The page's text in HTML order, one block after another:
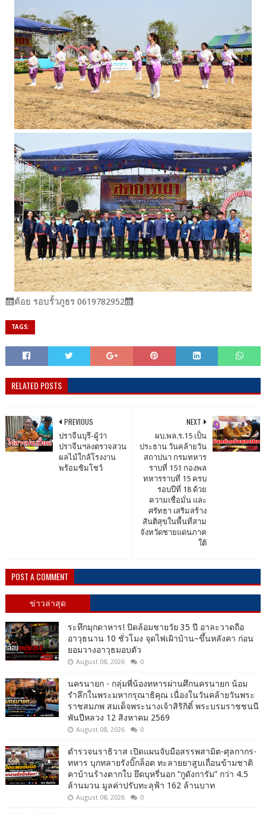
🛗ต้อย​ รอบ​รั้ว​ภูธร​ ​0619782952​🛗
TAGS:
RELATED POSTS
NEXT
ผบ.พล.ร.15 เป็น
ประธาน วันคล้ายวัน
สถาปนา กรมทหาร
ราบที่ 151 กองพล
ทหารราบที่ 15 ครบ
รอบปีที่ 18 ด้วย
ความเชื่อมั่น และ
ศรัทธา เสริมสร้าง
สันติสุขในพื้นที่สาม
จังหวัดชายแดนภาค
ใต้
PREVIOUS
ปราจีนบุรี-ผู้ว่า
ปราจีนฯลงตรวจสวน
ผลไม้ใกล้โรงงาน
พร้อมชิมโชว์
POST A COMMENT
ข่าวล่าสุด
ระทึกมุกดาหาร! ปิดล้อมชายวัย 35 ปี อาละวาดถือ
อาวุธนาน 10 ชั่วโมง จุดไฟเผิาบ้าน–ขึ้นหลังคา ก่อน
ยอมวางอาวุธมอบตัว
August 08, 2026 0
นครนายก - กลุ่มพี่น้องทหารผ่านศึกนครนายก น้อม
รำลึกในพระมหากรุณาธิคุณ เนื่องในวันคล้ายวันพระ
ราชสมภพ สมเด็จพระนางเจ้าสิริกิติ์ พระบรมราชชนนี
พันปีหลวง 12 สิงหาคม 2569
August 08, 2026 0
ตำรวจนราธิวาส เปิดแผนจับมือสรรพสามิต-ศุลกากร-
ทหาร บุกทลายรังบิ๊กล็อต ทะลายยาสูบเถื่อนข้ามชาติ
คาบ้านร้างตากใบ ยึดบุหรี่นอก “กูดังการัม” กว่า 4.5
ล้านมวน มูลค่าปรับทะลุฟ้า 162 ล้านบาท
August 08, 2026 0